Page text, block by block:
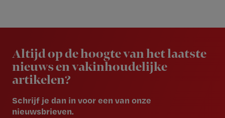
Altijd op de hoogte van het laatste
nieuws en vakinhoudelijke
artikelen?
Schrijf je dan in voor een van onze
nieuwsbrieven.